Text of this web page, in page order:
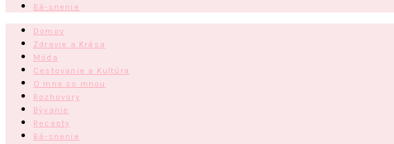
Bá-snenie
Domov
Zdravie a Krása
Móda
Cestovanie a Kultúra
O mne so mnou
Rozhovory
Bývanie
Recepty
Bá-snenie